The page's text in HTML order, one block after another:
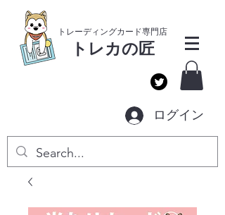
​トレーディングカー ド専門店
トレカの匠
ログイン